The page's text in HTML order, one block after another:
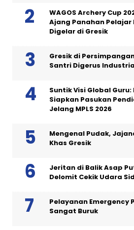
WAGOS Archery Cup
Ajang Panahan Pelajar
Digelar di Gresik
Gresik di
Santri Digerus
Suntik Visi Global
Siapkan Pasukan
Jelang MPLS 2026
Mengenal Pudak,
Khas Gresik
Jeritan di Balik Asap
Delomit Cekik Udara
Pelayanan Emergency
Sangat Buruk